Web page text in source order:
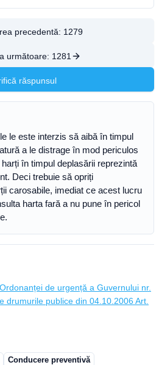
precedentă: 1279
următoare: 1281
răspunsul
le este interzis să aibă în timpul
a le distrage în mod periculos
în timpul deplasării reprezintă
Deci trebuie să opriți
carosabile, imediat ce acest lucru
harta fară a nu pune în pericol
de urgență a Guvernului nr.
drumurile publice din 04.10.2006 Art.
Conducere preventivă